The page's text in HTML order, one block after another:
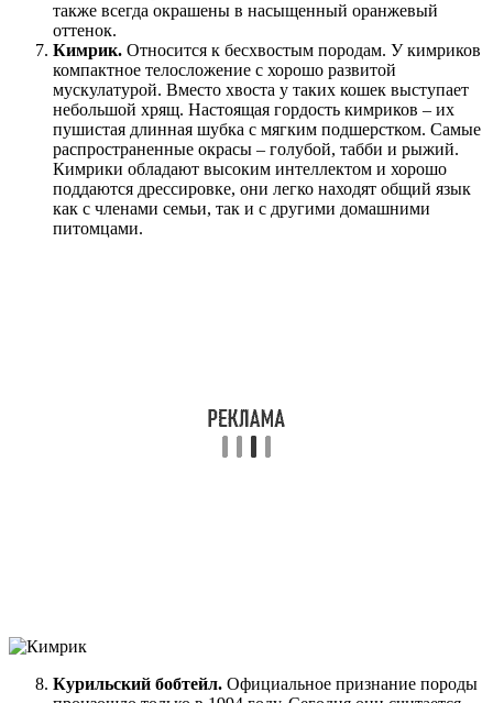
также всегда окрашены в насыщенный оранжевый
оттенок.
Кимрик. Относится к бесхвостым породам. У кимриков
компактное телосложение с хорошо развитой
мускулатурой. Вместо хвоста у таких кошек выступает
небольшой хрящ. Настоящая гордость кимриков – их
пушистая длинная шубка с мягким подшерстком. Самые
распространенные окрасы – голубой, табби и рыжий.
Кимрики обладают высоким интеллектом и хорошо
поддаются дрессировке, они легко находят общий язык
как с членами семьи, так и с другими домашними
питомцами.
Курильский бобтейл. Официальное признание породы